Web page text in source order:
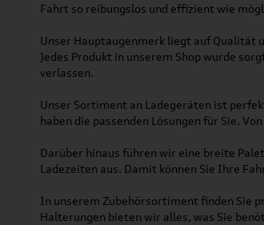
Fahrt so reibungslos und effizient wie
Unser Hauptaugenmerk liegt auf Qualität
Jedes Produkt in unserem Shop wurde
verlassen.
Unser Sortiment an Ladegeräten ist
haben die passenden Lösungen für Sie.
Darüber hinaus führen wir eine breite
Ladezeiten aus. Damit können Sie Ihre
In unserem Zubehörsortiment finden Sie
Halterungen bieten wir alles, was Sie